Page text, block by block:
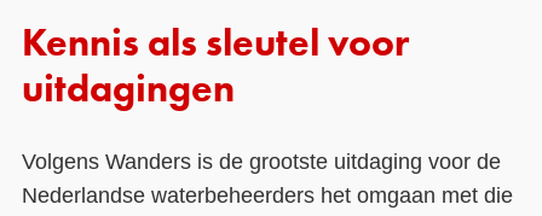
Kennis als sleutel voor
uitdagingen
Volgens Wanders is de grootste uitdaging voor de
Nederlandse waterbeheerders het omgaan met die